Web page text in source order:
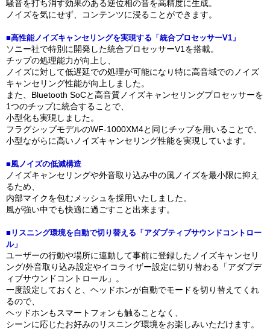
騒音を打ち消す効果のある逆位相の音を高精度に生成。
ノイズを気にせず、コンテンツに浸ることができます。
■高性能ノイズキャンセリングを実現する「統合プロセッサーV1」
ソニー社で特別に開発した統合プロセッサーV1を搭載。
チップの処理能力が向上し、
ノイズに対して低遅延での処理が可能になり特に高音域でのノイズ
キャンセリング性能が向上しました。
また、Bluetooth SoCと高音質ノイズキャンセリングプロセッサーを
1つのチップに統合することで、
小型化も実現しました。
フラグシップモデルのWF-1000XM4と同じチップを用いることで、
小型ながらに高いノイズキャンセリング性能を実現しています。
■風ノイズの低減構造
ノイズキャンセリングや外音取り込み中の風ノイズを最小限に抑え
るため、
内部マイクを包むメッシュを採用いたしました。
風が強い中でも快適に過ごすこと出来ます。
■リスニング環境を自動で切り替える「アダプティブサウンドコントロー
ル」
ユーザーの行動や場所に連動して事前に登録したノイズキャンセリ
ング/外音取り込み設定やイコライザー設定に切り替わる「アダプデ
ィブサウンドコントロール」。
一度設定しておくと、ヘッドホンが自動でモードを切り替えてくれ
るので、
ヘッドホンもスマートフォンも触ることなく、
シーンに応じたお好みのリスニング環境をお楽しみいただけます。